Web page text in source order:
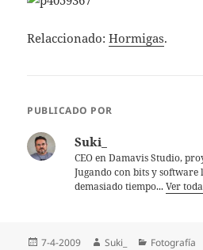
Relaccionado:Hormigas.
PUBLICADO POR
Suki_
CEO en Damavis Studio,
Jugando con bits y software
demasiado tiempo...Ver
Publicado
7-4-2009 Autor
Suki_ Categorías
Fotografí­a